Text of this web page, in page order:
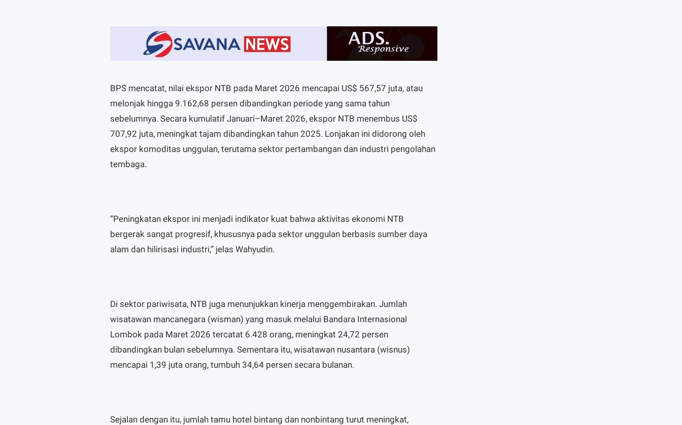
BPS mencatat, nilai ekspor NTB pada Maret 2026 mencapai US$ 567,57 juta, atau
melonjak hingga 9.162,68 persen dibandingkan periode yang sama tahun
sebelumnya. Secara kumulatif Januari–Maret 2026, ekspor NTB menembus US$
707,92 juta, meningkat tajam dibandingkan tahun 2025. Lonjakan ini didorong oleh
ekspor komoditas unggulan, terutama sektor pertambangan dan industri pengolahan
tembaga.
“Peningkatan ekspor ini menjadi indikator kuat bahwa aktivitas ekonomi NTB
bergerak sangat progresif, khususnya pada sektor unggulan berbasis sumber daya
alam dan hilirisasi industri,” jelas Wahyudin.
Di sektor pariwisata, NTB juga menunjukkan kinerja menggembirakan. Jumlah
wisatawan mancanegara (wisman) yang masuk melalui Bandara Internasional
Lombok pada Maret 2026 tercatat 6.428 orang, meningkat 24,72 persen
dibandingkan bulan sebelumnya. Sementara itu, wisatawan nusantara (wisnus)
mencapai 1,39 juta orang, tumbuh 34,64 persen secara bulanan.
Sejalan dengan itu, jumlah tamu hotel bintang dan nonbintang turut meningkat,